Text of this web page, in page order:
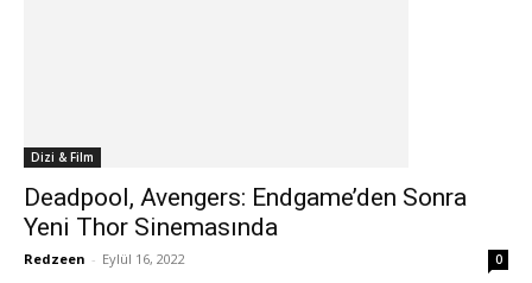
Dizi & Film
Deadpool, Avengers: Endgame’den Sonra
Yeni Thor Sinemasında
Redzeen - Eylül 16, 2022 0